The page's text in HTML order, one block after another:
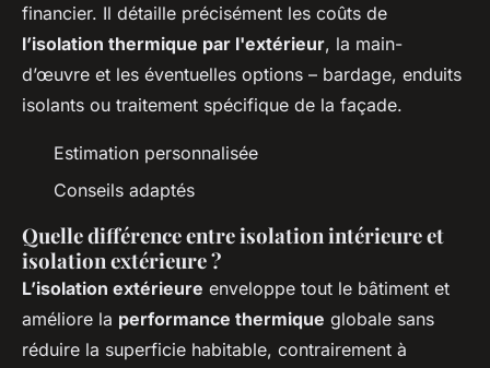
financier. Il détaille précisément les coûts de
l’isolation thermique par l'extérieur, la main-
d’œuvre et les éventuelles options – bardage, enduits
isolants ou traitement spécifique de la façade.
Estimation personnalisée
Conseils adaptés
Quelle différence entre isolation intérieure et
isolation extérieure ?
L’isolation extérieure enveloppe tout le bâtiment et
améliore la performance thermique globale sans
réduire la superficie habitable, contrairement à